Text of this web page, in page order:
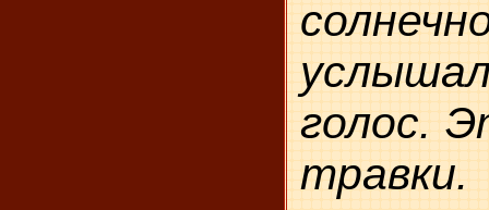
голос.
травки.